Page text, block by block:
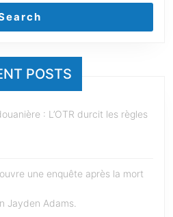
POSTS
: L’OTR durcit les règles
une enquête après la mort
Jayden Adams.